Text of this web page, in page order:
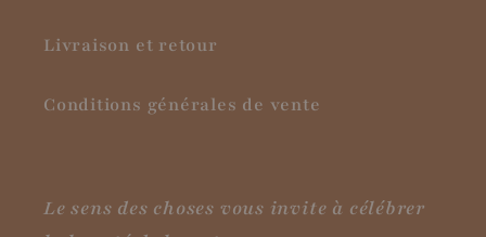
Livraison et retour
Conditions générales de vente
Le sens des choses vous invite à célébrer